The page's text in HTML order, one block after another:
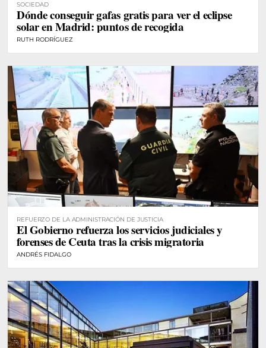
SOCIEDAD
Dónde conseguir gafas gratis para ver el eclipse
solar en Madrid: puntos de recogida
RUTH RODRÍGUEZ
REFUERZO DE LA ADMINISTRACIÓN DE JUSTICIA
El Gobierno refuerza los servicios judiciales y
forenses de Ceuta tras la crisis migratoria
ANDRÉS FIDALGO